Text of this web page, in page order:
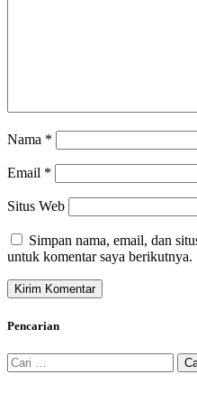
Nama *
Email *
Situs Web
Simpan nama, email, dan
untuk komentar saya berikutnya.
Pencarian
Cari
untuk: